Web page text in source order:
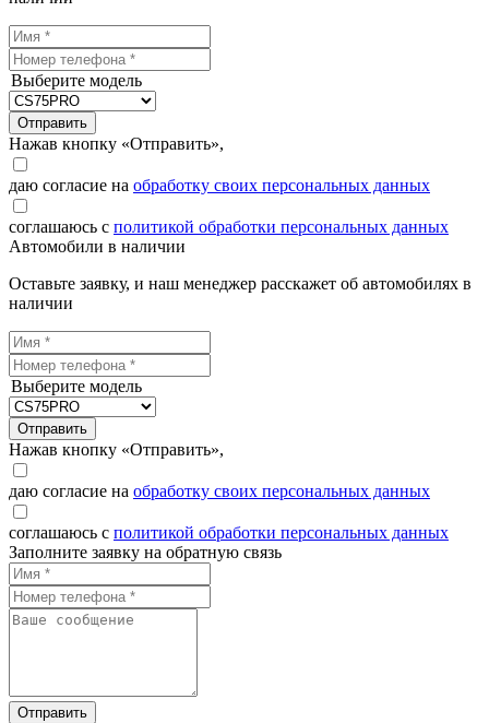
Выберите модель
Отправить
Нажав кнопку «Отправить»,
даю согласие на обработку своих персональных данных
соглашаюсь с политикой обработки персональных данных
Автомобили в наличии
Оставьте заявку, и наш менеджер расскажет об автомобилях в
наличии
Выберите модель
Отправить
Нажав кнопку «Отправить»,
даю согласие на обработку своих персональных данных
соглашаюсь с политикой обработки персональных данных
Заполните заявку на обратную связь
Отправить